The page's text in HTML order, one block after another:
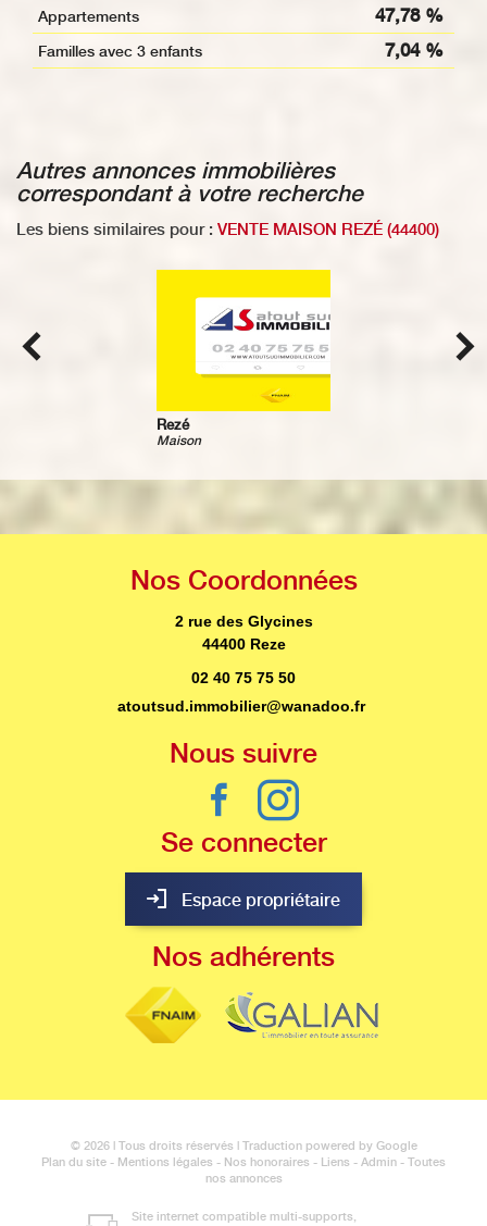
Appartements 47,78 %
Familles avec 3 enfants 7,04 %
autres annonces immobilières
correspondant à votre recherche
Les biens similaires pour : VENTE MAISON REZÉ (44400)
Rezé
Maison
Nos Coordonnées
2 rue des Glycines
44400 Reze
02 40 75 75 50
atoutsud.immobilier@wanadoo.fr
Nous suivre
Se connecter
Espace propriétaire
Nos adhérents
© 2026 | Tous droits réservés | Traduction powered by Google
Plan du site - Mentions légales - Nos honoraires - Liens - Admin - Toutes
nos annonces
Site internet compatible multi-supports,